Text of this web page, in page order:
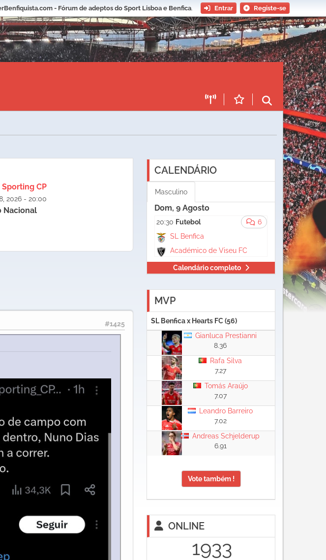
- Fórum de adeptos do Sport Lisboa e Benfica. Entrar Registe-se
Sporting CP
2026 - 20:00
Nacional
#1425
CALENDÁRIO
Masculino
Dom, 9 Agosto
6
20:30 Futebol
SL Benfica
Académico de Viseu FC
Calendário completo
MVP
SL Benfica x Hearts FC (56)
Gianluca Prestianni
8.36
Rafa Silva
7.27
Tomás Araújo
7.07
Leandro Barreiro
7.02
Andreas Schjelderup
6.91
Vote também !
ONLINE
1933